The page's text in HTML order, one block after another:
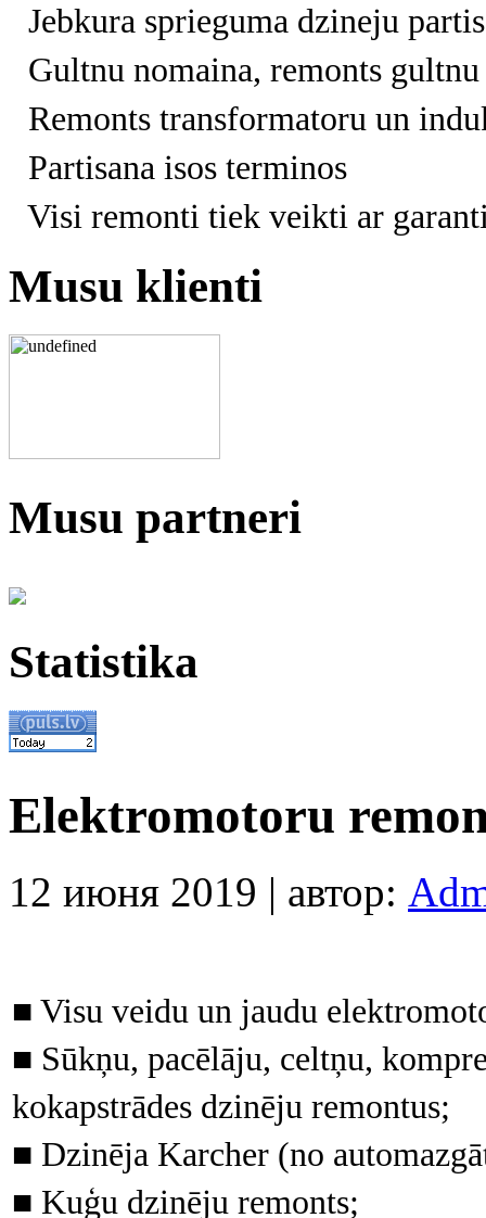
Jebkura sprieguma dzineju
Gultnu nomaina, remonts
Remonts transformatoru un
Partisana isos terminos
Visi remonti tiek veikti ar
Musu klienti
Musu partneri
Statistika
Elektromotoru
12 июня 2019 | автор:
■ Visu veidu un jaudu
■ Sūkņu, pacēlāju, celtņu,
kokapstrādes dzinēju remontus;
■ Dzinēja Karcher (no
■ Kuģu dzinēju remonts;